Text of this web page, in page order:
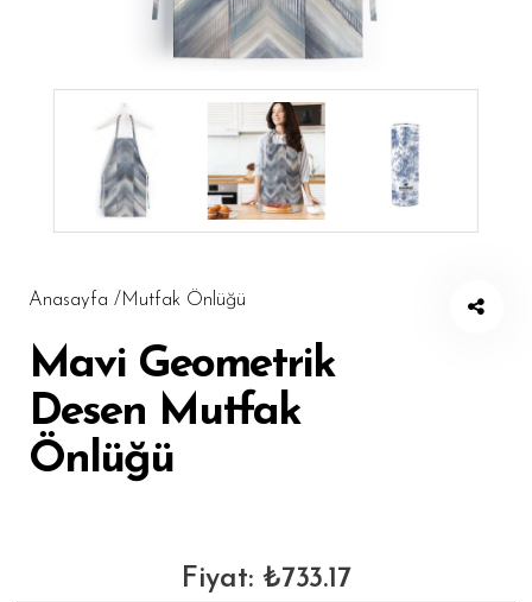
Masa Örtüsü
Amerikan Servis
Runner
Şezlong
Mutfak Önlüğü
Tüm Ürünler
Anasayfa / Mutfak Önlüğü
Mavi Geometrik
Desen Mutfak
Önlüğü
Fiyat: ₺733.17